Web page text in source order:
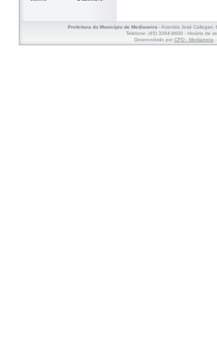
Prefeitura do Município de Medianeira- Avenida José Callegari,
Telefone: (45) 3264-8600 - Horário de
Desenvolvido por CPD - Medianeira-